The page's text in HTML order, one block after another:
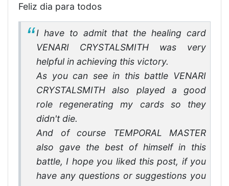
Feliz dia para todos
I have to admit that the healing card
VENARI CRYSTALSMITH was very
helpful in achieving this victory.
As you can see in this battle VENARI
CRYSTALSMITH also played a good
role regenerating my cards so they
didn't die.
And of course TEMPORAL MASTER
also gave the best of himself in this
battle, I hope you liked this post, if you
have any questions or suggestions you